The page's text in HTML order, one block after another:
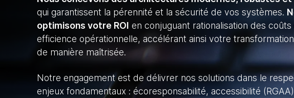
qui garantissent la pérennité et la sécurité de vos systèmes.
optimisons votre ROI en conjuguant rationalisation des coûts
efficience opérationnelle, accélérant ainsi votre
de manière maîtrisée.
Notre engagement est de délivrer nos solutions dans le
enjeux fondamentaux : écoresponsabilité, accessibilité